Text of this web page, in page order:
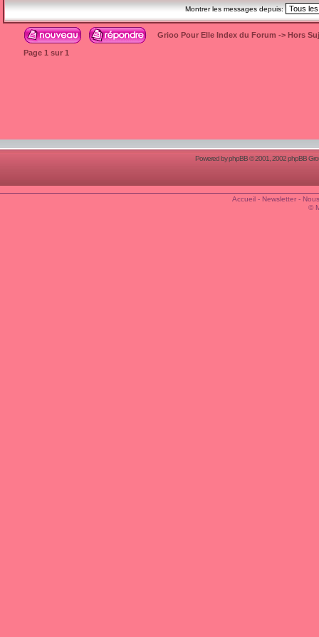
Montrer les messages depuis:
Grioo Pour Elle Index du Forum -> Hors
Page 1 sur 1
Powered byphpBB© 2001, 2002 phpBB
Accueil- Newsletter-
©